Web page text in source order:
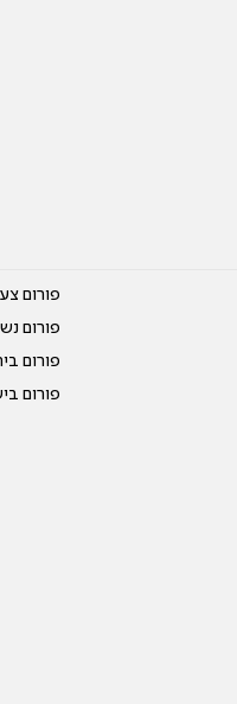
פורום
פורום
פורום
פורום